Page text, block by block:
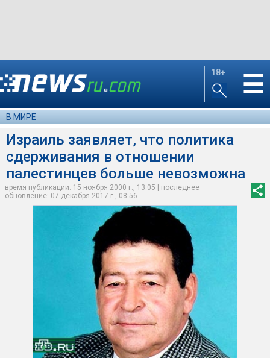
18+ ☰
В МИРЕ
Израиль заявляет, что политика
сдерживания в отношении
палестинцев больше невозможна
время публикации: 15 ноября 2000 г., 13:05 | последнее
обновление: 07 декабря 2017 г., 08:56